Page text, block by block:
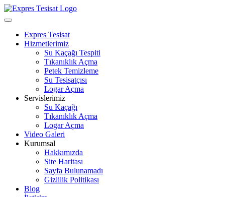
Skip
to
Open
Expres Tesisat
Hizmetlerimiz
Su Kaçağı Tespiti
Tıkanıklık Açma
Petek Temizleme
Su Tesisatçısı
Logar Açma
Servislerimiz
Su Kaçağı
Tıkanıklık Açma
Logar Açma
Video Galeri
Kurumsal
Hakkımızda
Site Haritası
Sayfa Bulunamadı
Gizlilik Politikası
Blog